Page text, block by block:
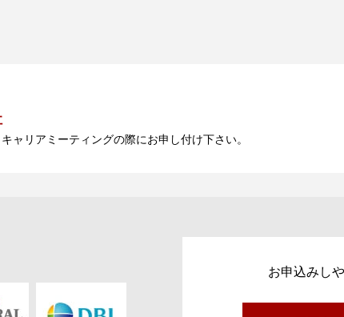
ャリアミーティングの際にお申し付け下さい。
お申込みし